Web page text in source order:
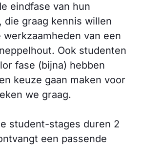
eindfase van hun
die graag kennis willen
werkzaamheden van een
Ook studenten
fase (bijna) hebben
keuze gaan maken voor
we graag.
student-stages duren 2
een passende